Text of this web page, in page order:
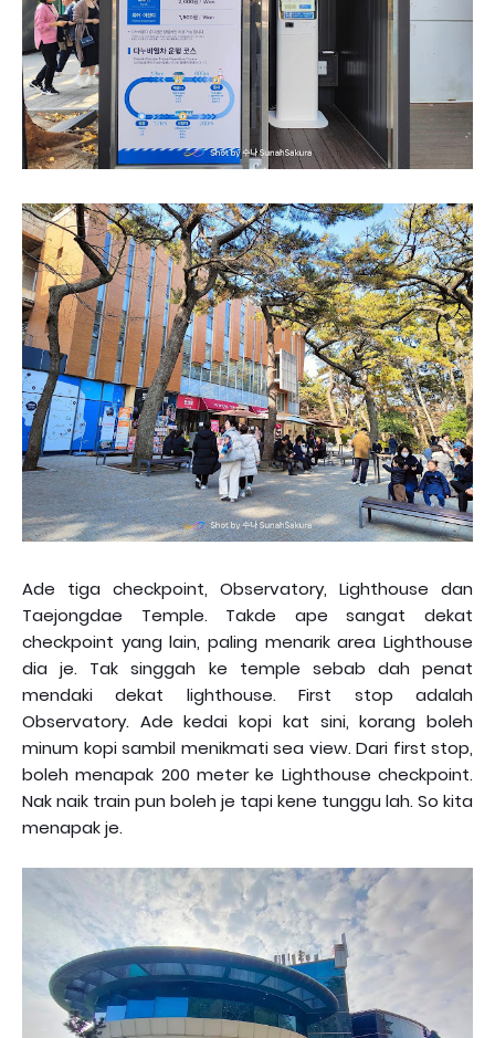
Ade tiga checkpoint, Observatory, Lighthouse dan
Taejongdae Temple. Takde ape sangat dekat
checkpoint yang lain, paling menarik area Lighthouse
dia je. Tak singgah ke temple sebab dah penat
mendaki dekat lighthouse. First stop adalah
Observatory. Ade kedai kopi kat sini, korang boleh
minum kopi sambil menikmati sea view. Dari first stop,
boleh menapak 200 meter ke Lighthouse checkpoint.
Nak naik train pun boleh je tapi kene tunggu lah. So kita
menapak je.